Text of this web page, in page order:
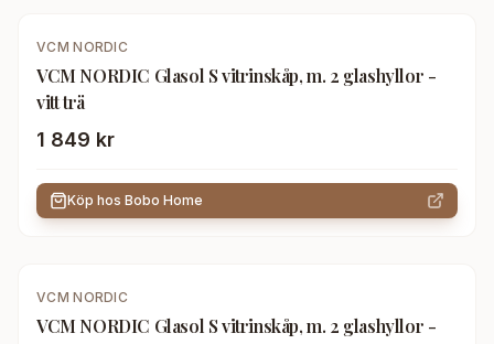
VCM NORDIC
VCM NORDIC Glasol S vitrinskåp, m. 2 glashyllor -
vitt trä
1 849 kr
Köp hos Bobo Home
VCM NORDIC
VCM NORDIC Glasol S vitrinskåp, m. 2 glashyllor -